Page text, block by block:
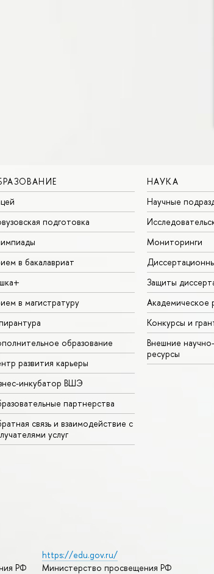
подготовка
в бакалавриат
в магистратуру
образование
развития карьеры
инкубатор ВШЭ
партнерства
связь и взаимодействие с
услуг
НАУКА
Научные
Мониторинги
Защиты
Академическое
Конкурсы и
Внешние
ресурсы
РФ
https://edu.gov.ru/
Министерство просвещения РФ